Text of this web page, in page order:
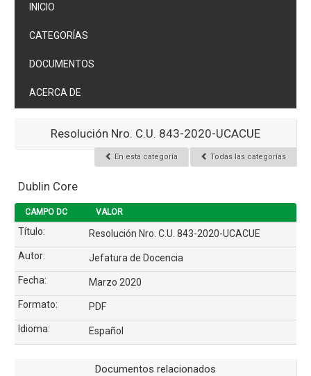
INICIO
CATEGORÍAS
DOCUMENTOS
ACERCA DE
Resolución Nro. C.U. 843-2020-UCACUE
En esta categoría Todas las categorías
Dublin Core
CAMPO DC VALOR
Título:
Resolución Nro. C.U. 843-2020-UCACUE
Autor:
Jefatura de Docencia
Fecha:
Marzo 2020
Formato:
PDF
Idioma:
Español
Documentos relacionados